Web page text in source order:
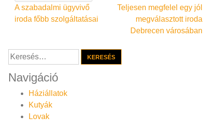
Bejegyzés
navigáció
A szabadalmi ügyvivő
iroda főbb szolgáltatásai
Teljesen megfelel egy jól
megválasztott iroda
Debrecen városában
Keresés:
Navigáció
Háziállatok
Kutyák
Lovak